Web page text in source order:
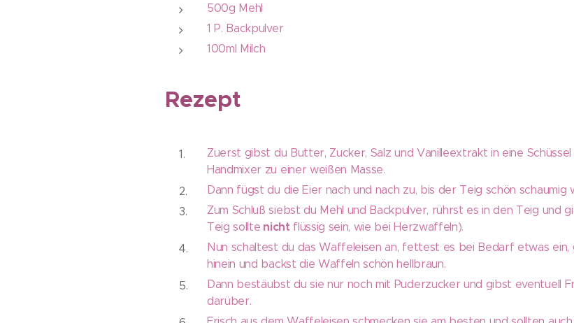
500g Mehl
1 P. Backpulver
100ml Milch
Rezept
Zuerst gibst du Butter, Zucker, Salz und Vanilleextrakt in eine
Handmixer zu einer weißen Masse.
Dann fügst du die Eier nach und nach zu, bis der Teig schön schaumig
Zum Schluß siebst du Mehl und Backpulver, rührst es in den Teig und
Teig sollte nicht flüssig sein, wie bei Herzwaffeln).
Nun schaltest du das Waffeleisen an, fettest es bei Bedarf etwas
hinein und backst die Waffeln schön hellbraun.
Dann bestäubst du sie nur noch mit Puderzucker und gibst eventuell
darüber.